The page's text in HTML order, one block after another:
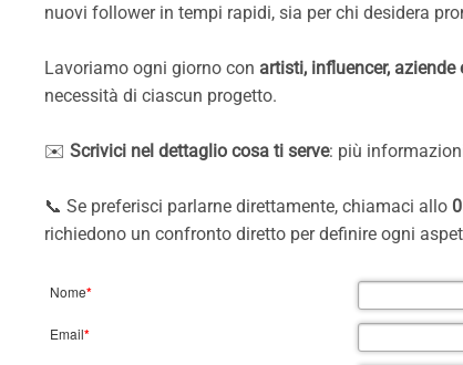
nuovi follower in tempi rapidi, sia per chi desidera
Lavoriamo ogni giorno con artisti, influencer, aziende
necessità di ciascun progetto.
✉️ Scrivici nel dettaglio cosa ti serve: più
📞 Se preferisci parlarne direttamente, chiamaci allo
richiedono un confronto diretto per definire ogni
Nome*
Email*